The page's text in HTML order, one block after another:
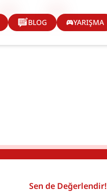
BLOG YARIŞMA
Sen de Değerlendir!